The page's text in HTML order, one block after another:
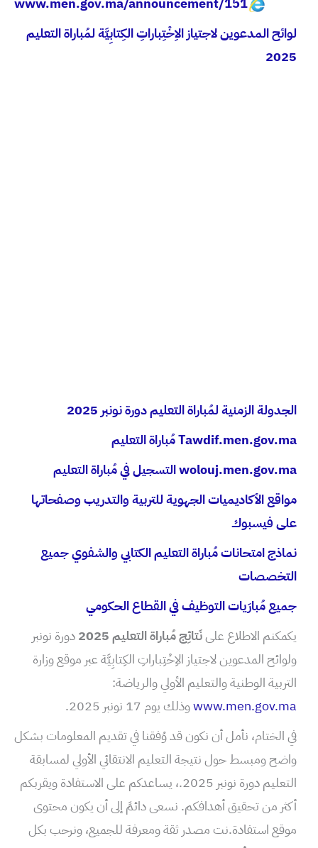
لوائح المدعوين لاجتياز الاِخْتِباراتِ الكِتابِيَّة لمُباراة التعليم
2025
الجدولة الزمنية لمُباراة التعليم دورة نونبر 2025
Tawdif.men.gov.ma مُباراة التعليم
wolouj.men.gov.ma التسجيل في مُباراة التعليم
مواقع الأكاديميات الجهوية للتربية والتدريب وصفحاتها
على فيسبوك
نماذج امتحانات مُباراة التعليم الكتابي والشفوي جميع
التخصصات
جميع مُبارَيات التوظيف في القطاع الحكومي
يكمكنم الاطلاع علىنَتائِج مُباراة التعليم 2025
دورة نونبر
ولوائح المدعوين لاجتياز الاِخْتِباراتِ الكِتابِيَّة عبر موقع وزارة
التربية الوطنية والتعليم الأولي والرياضة:
www.men.gov.maوذلك يوم 17 نونبر 2025.
في الختام، نأمل أن نكون قد وُفقنا في تقديم المعلومات بشكل
واضح ومبسط حول نتيجة التعليم الانتقائي الأولي لمسابقة
التعليم دورة نونبر 2025.، يساعدكم على الاستفادة ويقربكم
أكثر من تحقيق أهدافكم. نسعى دائمً إلى أن يكون محتوى
موقع استفادة.نت مصدر ثقة ومعرفة للجميع، ونرحب بكل